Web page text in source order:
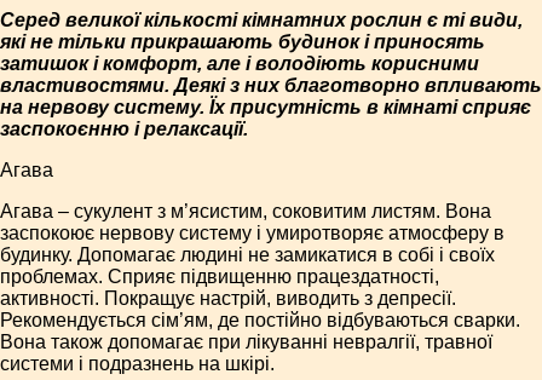
Серед великої кількості кімнатних рослин є ті види,
які не тільки прикрашають будинок і приносять
затишок і комфорт, але і володіють корисними
властивостями. Деякі з них благотворно впливають
на нервову систему. Їх присутність в кімнаті сприяє
заспокоєнню і релаксації.
Агава
Агава – сукулент з м’ясистим, соковитим листям. Вона
заспокоює нервову систему і умиротворяє атмосферу в
будинку. Допомагає людині не замикатися в собі і своїх
проблемах. Сприяє підвищенню працездатності,
активності. Покращує настрій, виводить з депресії.
Рекомендується сім’ям, де постійно відбуваються сварки.
Вона також допомагає при лікуванні невралгії, травної
системи і подразнень на шкірі.